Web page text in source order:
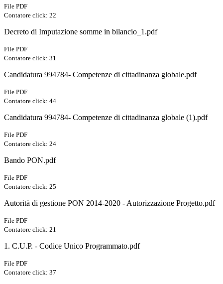
File PDF
Contatore click: 22
Decreto di Imputazione somme in bilancio_1.pdf
File PDF
Contatore click: 31
Candidatura 994784- Competenze di cittadinanza globale.pdf
File PDF
Contatore click: 44
Candidatura 994784- Competenze di cittadinanza globale (1).pdf
File PDF
Contatore click: 24
Bando PON.pdf
File PDF
Contatore click: 25
Autorità di gestione PON 2014-2020 - Autorizzazione Progetto.pdf
File PDF
Contatore click: 21
1. C.U.P. - Codice Unico Programmato.pdf
File PDF
Contatore click: 37